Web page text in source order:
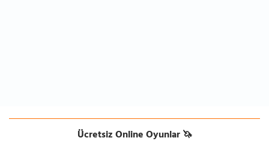
Ücretsiz Online Oyunlar 🦄